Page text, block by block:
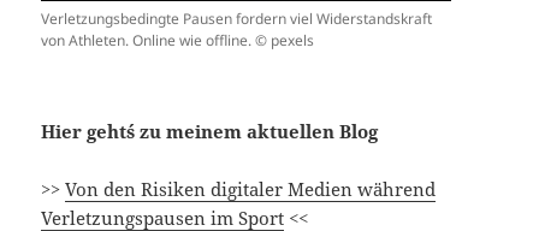
Verletzungsbedingte Pausen fordern viel Widerstandskraft
von Athleten. Online wie offline. © pexels
Hier geht´s zu meinem aktuellen Blog
>>Von den Risiken digitaler Medien während
Verletzungspausen im Sport <<